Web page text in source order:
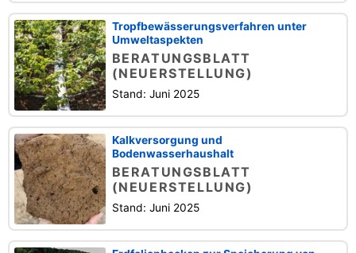
Tropfbewässerungsverfahren unter
Umweltaspekten
BERATUNGSBLATT
(NEUERSTELLUNG)
Stand: Juni 2025
Kalkversorgung und
Bodenwasserhaushalt
BERATUNGSBLATT
(NEUERSTELLUNG)
Stand: Juni 2025